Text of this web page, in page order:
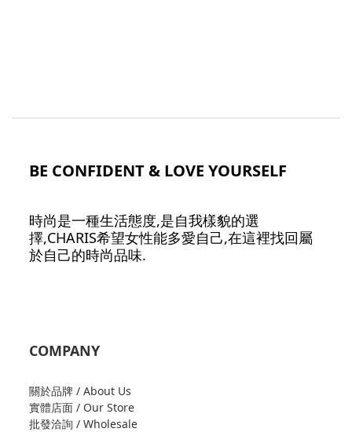
BE CONFIDENT & LOVE YOURSELF
時尚是一種生活態度,是自我樣貌的選
擇,CHARIS希望女性能多愛自己,在這裡找回屬
於自己的時尚品味.
COMPANY
關於品牌 / About Us
實體店面 / Our Store
批發洽詢 / Wholesale